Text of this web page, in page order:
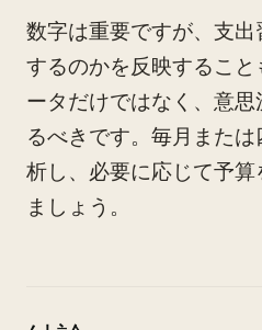
数字は重要ですが、支
するのかを反映するこ
ータだけではなく、意
るべきです。毎月また
析し、必要に応じて予
ましょう。